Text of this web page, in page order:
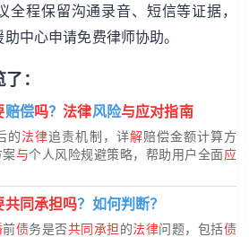
全程保留沟通录音、短信等证据，
中心申请免费律师协助。
：
赔偿吗？法律风险与应对指南
的法律追责机制，详解赔偿金额计算方
与个人风险规避策略，帮助用户全面应
共同承担吗？如何判断？
前债务是否共同承担的法律问题，包括债